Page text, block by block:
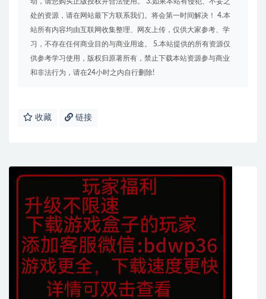
处的资源，请在网站最下方联系我们。将会第一时间解决！ 4.本
站所有内容均由互联网收集整理、网友上传，仅供大家参考、学
习，不存在任何商业目的与商业用途。 5.本站提供的所有资源仅
供参考学习使用，版权归原著所有，禁止下载本站资源参与商业
和非法行为，请在24小时之内自行删除!
收藏 链接